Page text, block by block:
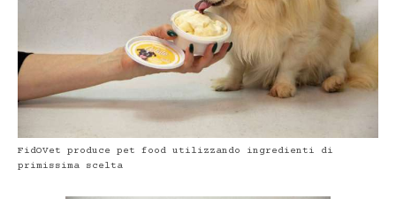
FidOVet produce pet food utilizzando ingredienti di
primissima scelta